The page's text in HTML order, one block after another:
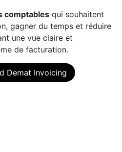
comptables qui souhaitent
gagner du temps et réduire
une vue claire et
de facturation.
Demat Invoicing